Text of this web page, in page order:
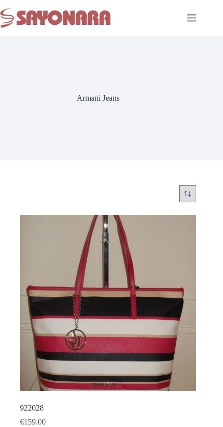
Armani Jeans
922028
€159.00